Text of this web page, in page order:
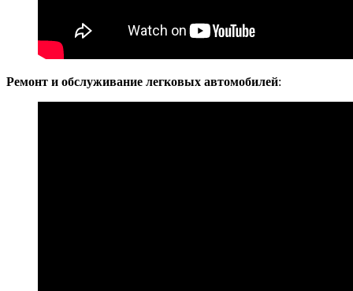
Ремонт и обслуживание легковых автомобилей: